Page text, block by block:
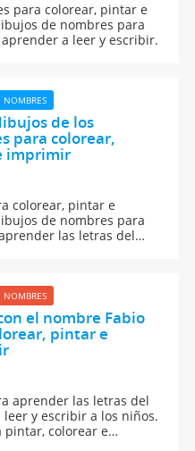
para colorear, pintar e
de nombres para
a leer y escribir.
NOMBRES
de los
para colorear,
imprimir
colorear, pintar e
de nombres para
las letras del
NOMBRES
el nombre Fabio
pintar e
aprender las letras del
y escribir a los niños.
pintar, colorear e